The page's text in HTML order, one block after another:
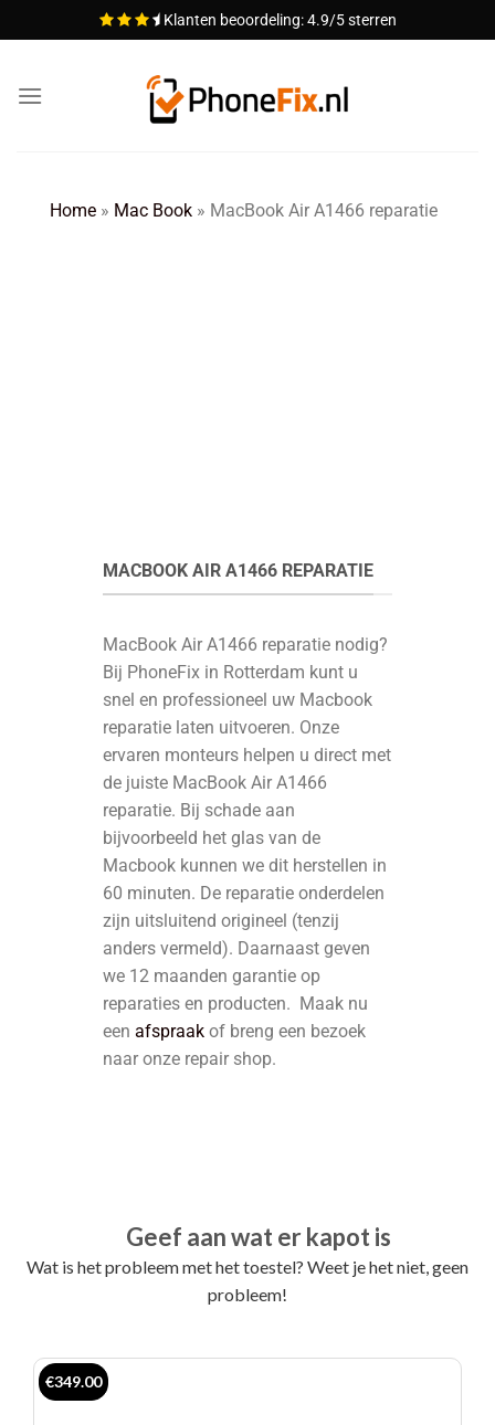
naar
Klanten beoordeling: 4.9/5 sterren
Home » Mac Book » MacBook Air A1466 reparatie
MACBOOK AIR A1466 REPARATIE
MacBook Air A1466 reparatie nodig?
Bij PhoneFix in Rotterdam kunt u
snel en professioneel uw Macbook
reparatie laten uitvoeren. Onze
ervaren monteurs helpen u direct met
de juiste MacBook Air A1466
reparatie. Bij schade aan
bijvoorbeeld het glas van de
Macbook kunnen we dit herstellen in
60 minuten. De reparatie onderdelen
zijn uitsluitend origineel (tenzij
anders vermeld). Daarnaast geven
we 12 maanden garantie op
reparaties en producten. Maak nu
een afspraakof breng een bezoek
naar onze repair shop.
Geef aan wat er kapot is
Wat is het probleem met het toestel? Weet je het niet, geen
probleem!
€349.00